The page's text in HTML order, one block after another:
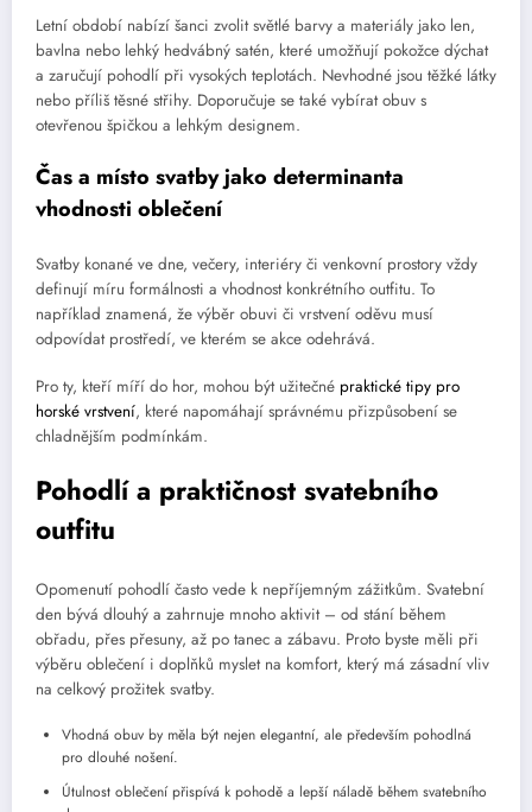
Letní období nabízí šanci zvolit světlé barvy a materiály jako len,
bavlna nebo lehký hedvábný satén, které umožňují pokožce dýchat
a zaručují pohodlí při vysokých teplotách. Nevhodné jsou těžké látky
nebo příliš těsné střihy. Doporučuje se také vybírat obuv s
otevřenou špičkou a lehkým designem.
Čas a místo svatby jako determinanta
vhodnosti oblečení
Svatby konané ve dne, večery, interiéry či venkovní prostory vždy
definují míru formálnosti a vhodnost konkrétního outfitu. To
například znamená, že výběr obuvi či vrstvení oděvu musí
odpovídat prostředí, ve kterém se akce odehrává.
Pro ty, kteří míří do hor, mohou být užitečné praktické tipy pro
horské vrstvení, které napomáhají správnému přizpůsobení se
chladnějším podmínkám.
Pohodlí a praktičnost svatebního
outfitu
Opomenutí pohodlí často vede k nepříjemným zážitkům. Svatební
den bývá dlouhý a zahrnuje mnoho aktivit – od stání během
obřadu, přes přesuny, až po tanec a zábavu. Proto byste měli při
výběru oblečení i doplňků myslet na komfort, který má zásadní vliv
na celkový prožitek svatby.
Vhodná obuv by měla být nejen elegantní, ale především pohodlná
pro dlouhé nošení.
Útulnost oblečení přispívá k pohodě a lepší náladě během svatebního